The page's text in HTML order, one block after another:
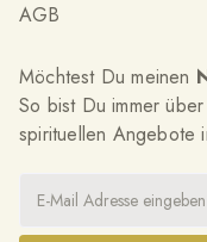
AGB
Möchtest Du meinen
So bist Du immer
spirituellen Angebote